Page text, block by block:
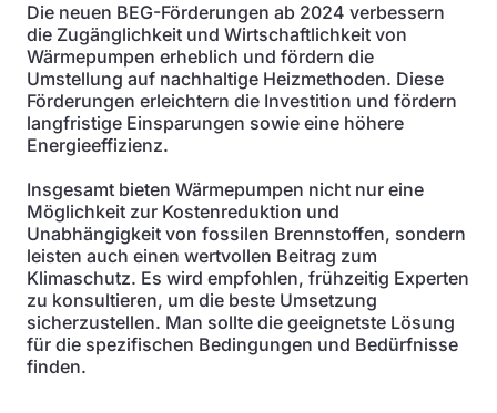
Die neuen BEG-Förderungen ab 2024 verbessern
die Zugänglichkeit und Wirtschaftlichkeit von
Wärmepumpen erheblich und fördern die
Umstellung auf nachhaltige Heizmethoden. Diese
Förderungen erleichtern die Investition und fördern
langfristige Einsparungen sowie eine höhere
Energieeffizienz.
Insgesamt bieten Wärmepumpen nicht nur eine
Möglichkeit zur Kostenreduktion und
Unabhängigkeit von fossilen Brennstoffen, sondern
leisten auch einen wertvollen Beitrag zum
Klimaschutz. Es wird empfohlen, frühzeitig Experten
zu konsultieren, um die beste Umsetzung
sicherzustellen. Man sollte die geeignetste Lösung
für die spezifischen Bedingungen und Bedürfnisse
finden.